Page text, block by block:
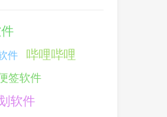
件 哔哩哔哩
签软件
软件